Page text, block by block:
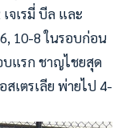
จเรมี่ บีล และ
10-8 ในรอบก่อน
บแรก ชาญไชยสุด
เตรเลีย พ่ายไป 4-